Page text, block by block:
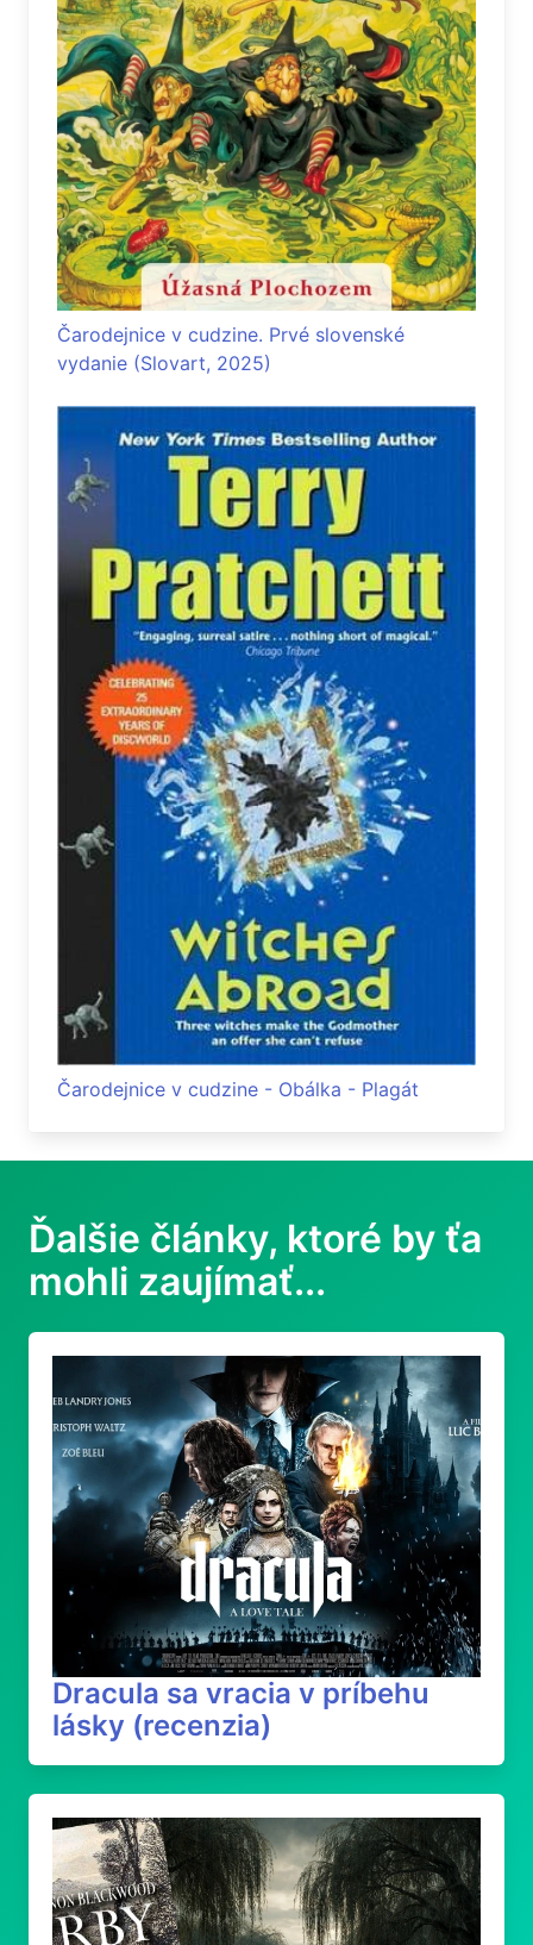
Čarodejnice v cudzine. Prvé slovenské
vydanie (Slovart, 2025)
Čarodejnice v cudzine - Obálka - Plagát
Ďalšie články, ktoré by ťa
mohli zaujímať...
Dracula sa vracia v príbehu
lásky (recenzia)